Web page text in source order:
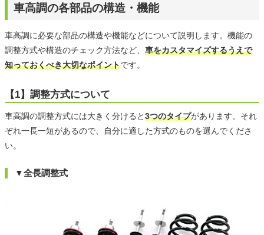
車高調の各部品の構造・機能
車高調に必要な部品の構造や機能などについて説明します。機能の
調整方式や構造のチェック方法など、 車をカスタマイズするうえで
知っておくべき大切なポイントです。
【1】調整方式について
車高調の調整方式には大きく分けると3つのタイプがあります。それ
ぞれ一長一短があるので、自分に適した方式のものを選んでくださ
い。
▼全長調整式